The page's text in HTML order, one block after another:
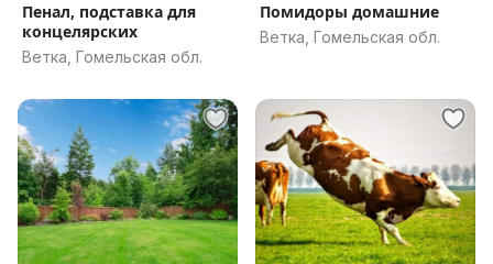
Пенал, подставка для
концелярских
Ветка, Гомельская обл.
Помидоры домашние
Ветка, Гомельская обл.